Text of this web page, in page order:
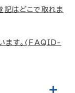
記はどこで取れま
ます。(FAQID-